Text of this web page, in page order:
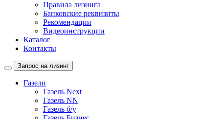
Правила лизинга
Банковские реквизиты
Рекомендации
Видеоинструкции
Каталог
Контакты
Запрос на лизинг
Газели
Газель Next
Газель NN
Газель б/у